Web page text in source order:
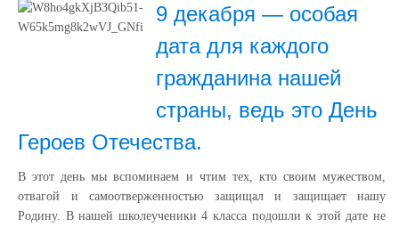
9 декабря — особая
дата для каждого
гражданина нашей
страны, ведь это День
Героев Отечества.
В этот день мы вспоминаем и чтим тех, кто своим мужеством,
отвагой и самоотверженностью защищал и защищает нашу
Родину. В нашей школеученики 4 класса подошли к этой дате не